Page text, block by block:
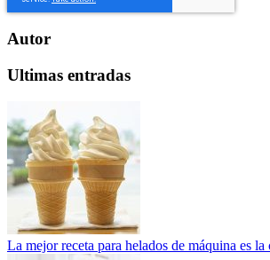
Autor
Ultimas entradas
La mejor receta para helados de máquina es